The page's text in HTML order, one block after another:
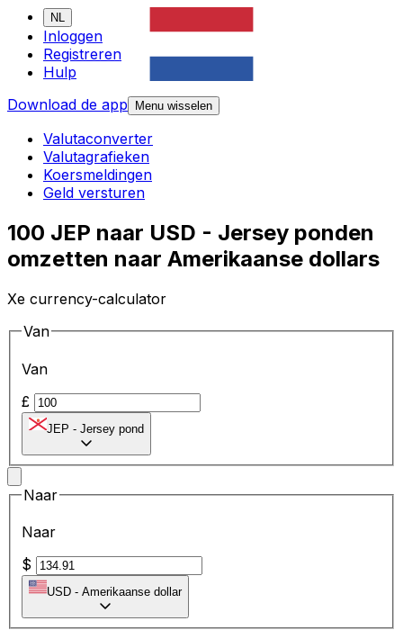
NL
Inloggen
Registreren
Hulp
Download de app
Menu wisselen
Valutaconverter
Valutagrafieken
Koersmeldingen
Geld versturen
100 JEP naar USD - Jersey ponden
omzetten naar Amerikaanse dollars
Xe currency-calculator
Van
Van
£
JEP - Jersey pond
Naar
Naar
$
USD - Amerikaanse dollar